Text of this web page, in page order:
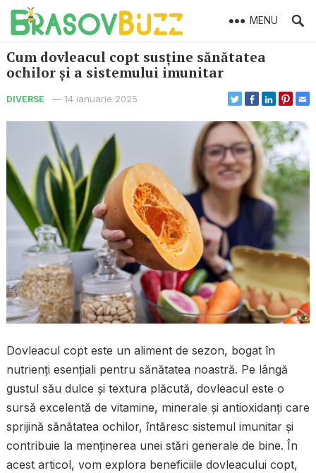
MENU
Cum dovleacul copt susține sănătatea
ochilor și a sistemului imunitar
DIVERSE — 14 ianuarie 2025
Dovleacul copt este un aliment de sezon, bogat în
nutrienți esențiali pentru sănătatea noastră. Pe lângă
gustul său dulce și textura plăcută, dovleacul este o
sursă excelentă de vitamine, minerale și antioxidanți care
sprijină sănătatea ochilor, întăresc sistemul imunitar și
contribuie la menținerea unei stări generale de bine. În
acest articol, vom explora beneficiile dovleacului copt,